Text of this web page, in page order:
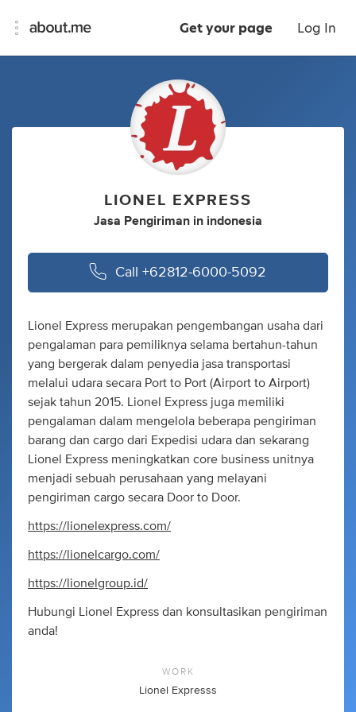
Get your page Log In
LIONEL EXPRESS
Jasa Pengiriman in indonesia
Call +62812-6000-5092
Lionel Express merupakan pengembangan usaha dari
pengalaman para pemiliknya selama bertahun-tahun
yang bergerak dalam penyedia jasa transportasi
melalui udara secara Port to Port (Airport to Airport)
sejak tahun 2015. Lionel Express juga memiliki
pengalaman dalam mengelola beberapa pengiriman
barang dan cargo dari Expedisi udara dan sekarang
Lionel Express meningkatkan core business unitnya
menjadi sebuah perusahaan yang melayani
pengiriman cargo secara Door to Door.
https://lionelexpress.com/
https://lionelcargo.com/
https://lionelgroup.id/
Hubungi Lionel Express dan konsultasikan pengiriman
anda!
WORK
Lionel Expresss